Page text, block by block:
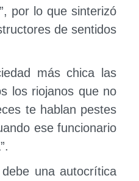
por lo que sinterizó
de sentidos
más chica las
los riojanos que no
te hablan pestes
ese funcionario
una autocrítica